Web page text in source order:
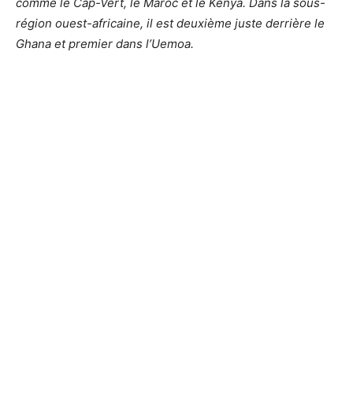
région ouest-africaine, il est deuxième juste derrière le
Ghana et premier dans l’Uemoa.